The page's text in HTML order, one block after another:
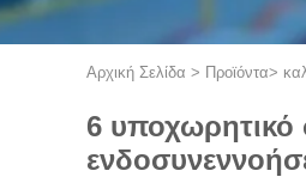
Αρχική Σελίδα > Προϊόντα>
6